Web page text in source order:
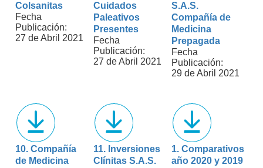
Colsanitas
Fecha
Publicación:
27 de Abril 2021
Cuidados
Paleativos
Presentes
Fecha
Publicación:
27 de Abril 2021
S.A.S.
Compañía de
Medicina
Prepagada
Fecha
Publicación:
29 de Abril 2021
10. Compañía
de Medicina
11. Inversiones
Clínitas S.A.S.
1. Comparativos
año 2020 y 2019